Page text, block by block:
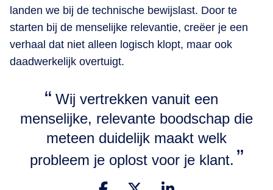
landen we bij de technische bewijslast. Door te
starten bij de menselijke relevantie, creëer je een
verhaal dat niet alleen logisch klopt, maar ook
daadwerkelijk overtuigt.
​Wij vertrekken vanuit een
menselijke, relevante boodschap die
meteen duidelijk maakt welk
probleem je oplost voor je klant.